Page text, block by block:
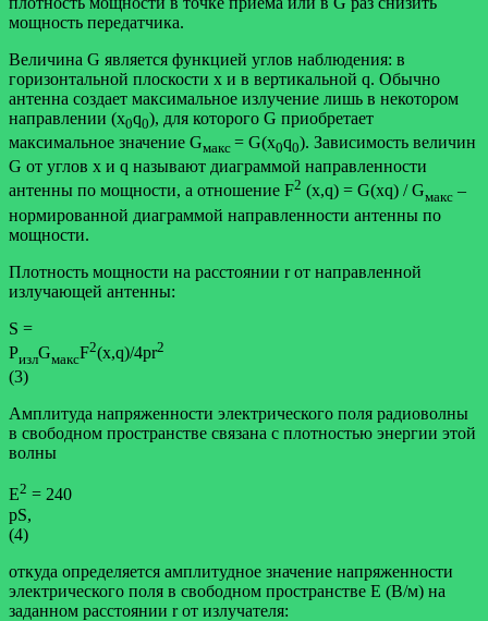
мощность передатчика.
Величина G является функцией углов наблюдения: в
горизонтальной плоскости x и в вертикальной q. Обычно
антенна создает максимальное излучение лишь в некотором
направлении (x0q0), для которого G приобретает
максимальное значение Gмакс = G(x0q0). Зависимость величин
G от углов x и q называют диаграммой направленности
антенны по мощности, а отношение F2 (x,q) = G(xq) / Gмакс –
нормированной диаграммой направленности антенны по
мощности.
Плотность мощности на расстоянии r от направленной
излучающей антенны:
S =
РизлGмаксF2(x,q)/4pr2
(3)
Амплитуда напряженности электрического поля радиоволны
в свободном пространстве связана с плотностью энергии этой
волны
Е2 = 240
pS,
(4)
откуда определяется амплитудное значение напряженности
электрического поля в свободном пространстве Е (В/м) на
заданном расстоянии r от излучателя: